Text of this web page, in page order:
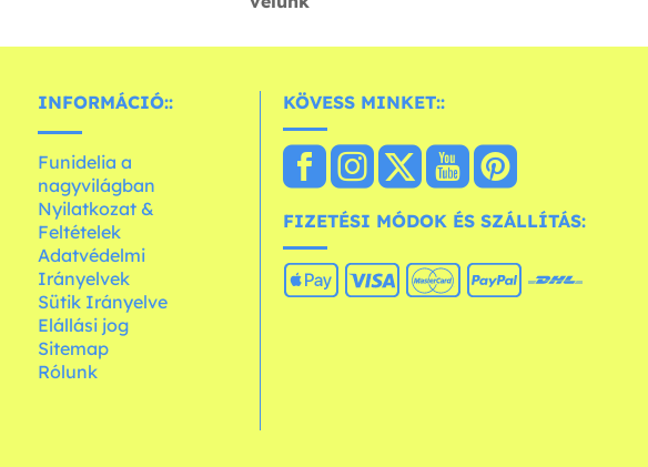
INFORMÁCIÓ::
Funidelia a
nagyvilágban
Nyilatkozat &
Feltételek
Adatvédelmi
Irányelvek
Sütik Irányelve
Elállási jog
Sitemap
Rólunk
KÖVESS MINKET::
FIZETÉSI MÓDOK ÉS SZÁLLÍTÁS: